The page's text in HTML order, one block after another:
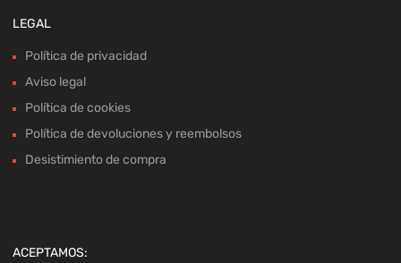
LEGAL
Política de privacidad
Aviso legal
Política de cookies
Política de devoluciones y reembolsos
Desistimiento de compra
ACEPTAMOS: